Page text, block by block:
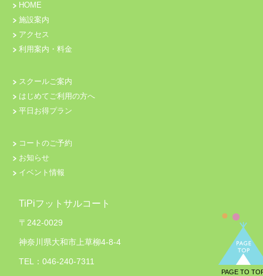
PAGE TO
HOME
施設案内
アクセス
利用案内・料金
スクールご案内
はじめてご利用の方へ
平日お得プラン
コートのご予約
お知らせ
イベント情報
TiPiフットサルコート
〒242-0029
神奈川県大和市上草柳4-8-4
TEL：046-240-7311